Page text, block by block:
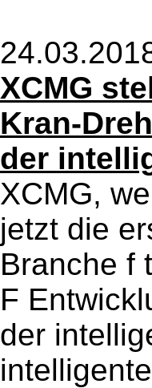
XCMG
Kran-
der
XCMG,
jetzt die
Branche f
F
der